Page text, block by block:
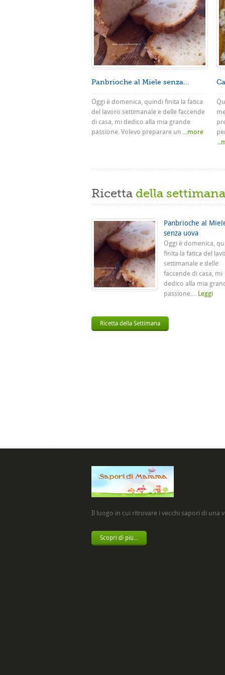
Panbrioche al Miele senza...
Oggi è domenica, quindi finita la fatica
del lavoro settimanale e delle faccende
di casa, mi dedico alla mia grande
passione. Volevo preparare un ...more
Ricetta della settimana
Panbrioche al
senza uova
Oggi è domenica,
finita la fatica del
settimanale e delle
faccende di casa, mi
dedico alla mia
passione.... Leggi
Ricetta della Settimana
Il luogo in cui ritrovare i vecchi sapori di una
Scopri di più...